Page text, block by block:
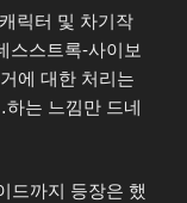
릭터 및 차기작
스스트록-사이보
에 대한 처리는
는 느낌만 드네
드까지 등장은 했